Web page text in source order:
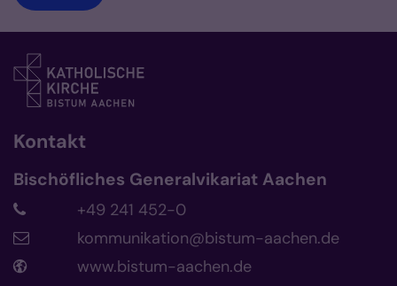
Kontakt
Bischöfliches Generalvikariat Aachen
+49 241 452-0
kommunikation@bistum-aachen.de
www.bistum-aachen.de